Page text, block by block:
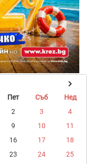
Пет Съб
Нед
2 3
4
9 10
11
16 17
18
23 24
25